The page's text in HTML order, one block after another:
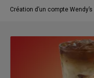
Création d’un compte